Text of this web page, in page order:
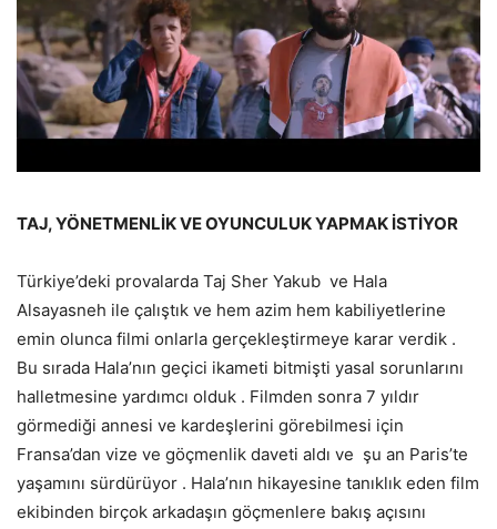
TAJ, YÖNETMENLİK VE OYUNCULUK YAPMAK İSTİYOR
Türkiye’deki provalarda Taj Sher Yakub ve Hala
Alsayasneh ile çalıştık ve hem azim hem kabiliyetlerine
emin olunca filmi onlarla gerçekleştirmeye karar verdik .
Bu sırada Hala’nın geçici ikameti bitmişti yasal sorunlarını
halletmesine yardımcı olduk . Filmden sonra 7 yıldır
görmediği annesi ve kardeşlerini görebilmesi için
Fransa’dan vize ve göçmenlik daveti aldı ve şu an Paris’te
yaşamını sürdürüyor . Hala’nın hikayesine tanıklık eden film
ekibinden birçok arkadaşın göçmenlere bakış açısını